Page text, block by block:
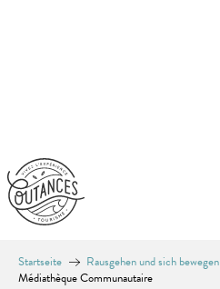
Startseite Rausgehen und sich bewegen
Médiathèque Communautaire